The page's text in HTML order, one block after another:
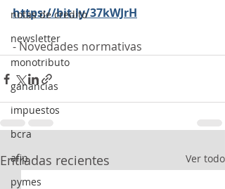
notas de credito
newsletter
monotributo
ganancias
impuestos
bcra
afip
pymes
https://bit.ly/37kWJrH
- Novedades normativas
Entradas recientes Ver todo